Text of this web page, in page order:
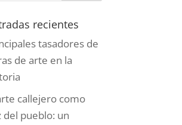
recientes
tasadores de
de arte en la
callejero como
del pueblo: un